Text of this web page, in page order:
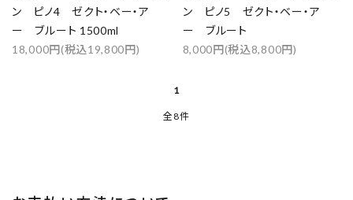
ン ピノ4 ゼクト・ベー・ア
ー ブルート 1500ml
18,000円(税込19,800円)
ン ピノ5 ゼクト・ベー・ア
ー ブルート
8,000円(税込8,800円)
1
全8件